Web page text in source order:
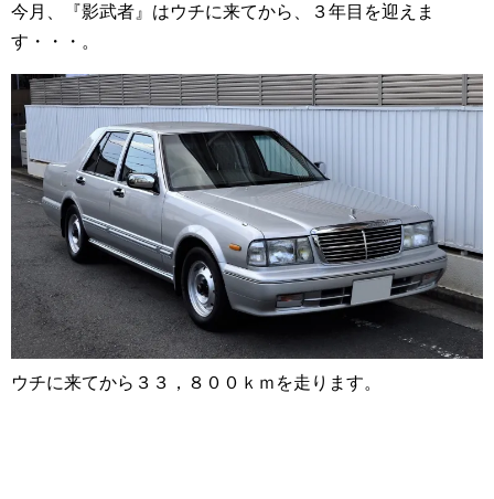
今月、『影武者』はウチに来てから、３年目を迎えま
す・・・。
ウチに来てから３３，８００ｋｍを走ります。